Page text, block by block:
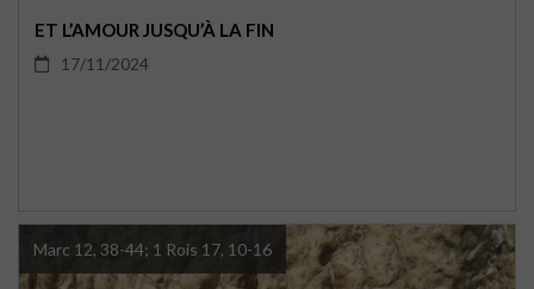
ET L’AMOUR JUSQU’À LA FIN
17/11/2024
Marc 12, 38-44; 1 Rois 17, 10-16